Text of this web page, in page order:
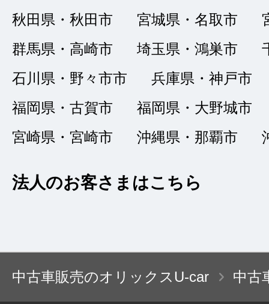
説明をして頂きま
社を見る事なくそ
がとうございまし
★★★★★
4
2022/03/27
３台目の購
接客：5｜ 雰囲
秋田県・秋田市 宮城県・名取市
群馬県・高崎市
埼玉県・鴻巣市
石川県・野々市市
兵庫県・神戸市
福岡県・古賀市
福岡県・大野城市
宮崎県・宮崎市
沖縄県・那覇市
法人のお客さまはこちら
中古車販売のオリックスU-car 中古